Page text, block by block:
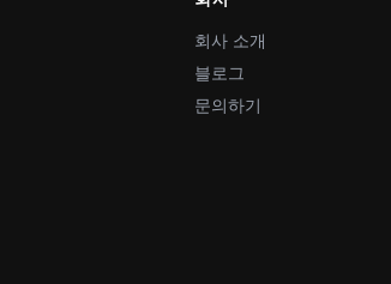
회사 소개
블로그
문의하기